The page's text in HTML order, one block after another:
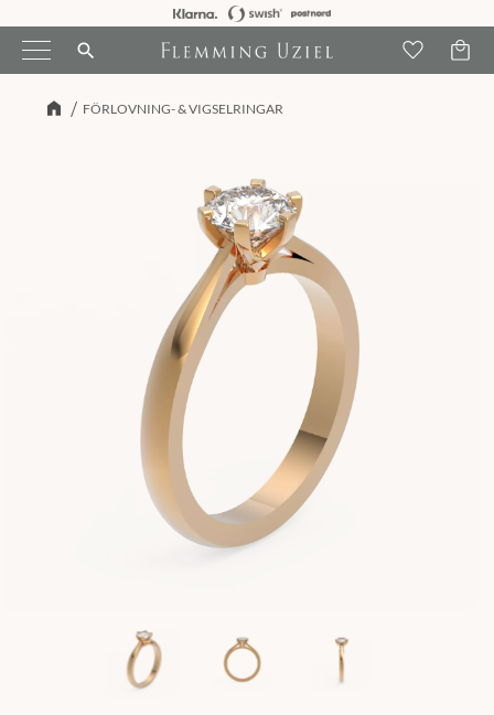
Meny search
FÖRLOVNING- & VIGSELRINGAR